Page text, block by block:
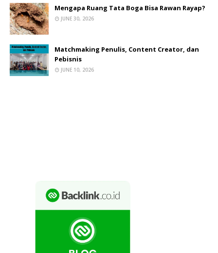
Mengapa Ruang Tata Boga Bisa Rawan Rayap?
JUNE 30, 2026
Matchmaking Penulis, Content Creator, dan
Pebisnis
JUNE 10, 2026